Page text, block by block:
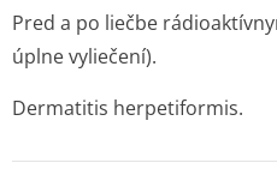
Pred a po liečbe
úplne vyliečení).
Dermatitis herpetiformis.